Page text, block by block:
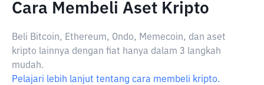
Cara Membeli Aset Kripto
Beli Bitcoin, Ethereum, Ondo, Memecoin, dan aset
kripto lainnya dengan fiat hanya dalam 3 langkah
mudah.
Pelajari lebih lanjut tentang cara membeli kripto.